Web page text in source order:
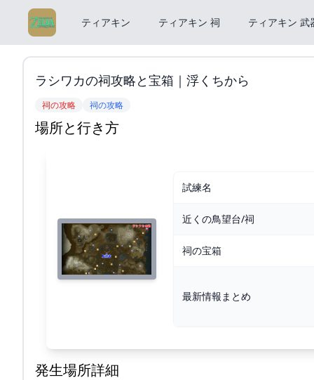
ティアキン ティアキン 祠 ティアキン 武
ラシワカの祠攻略と宝箱｜浮くちから
祠の攻略 祠の攻略
場所と行き方
試練名
近くの鳥望台/祠
祠の宝箱
最新情報まとめ
発生場所詳細